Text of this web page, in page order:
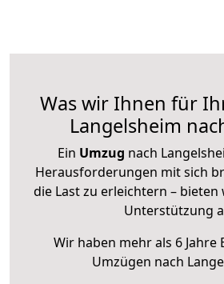
Was wir Ihnen für
Langelsheim
Ein Umzug nach
Herausforderungen mit sich
die Last zu erleichtern –
Unterstützung
Wir haben mehr als 6
Umzügen nach